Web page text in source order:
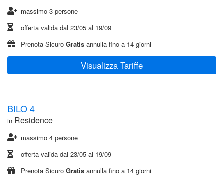
massimo 3 persone
offerta valida dal 23/05 al 19/09
Prenota Sicuro Gratis annulla fino a 14 giorni
Visualizza Tariffe
BILO 4
in Residence
massimo 4 persone
offerta valida dal 23/05 al 19/09
Prenota Sicuro Gratis annulla fino a 14 giorni